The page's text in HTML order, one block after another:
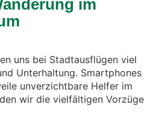
im
uns bei Stadtausflügen viel
Unterhaltung. Smartphones
unverzichtbare Helfer im
wir die vielfältigen Vorzüge